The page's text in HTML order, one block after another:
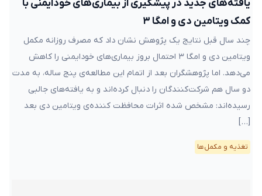
یافته‌های جدید در پیشگیری از بیماری‌های خودایمنی با
کمک ویتامین دی و امگا ۳
چند سال قبل نتایج یک پژوهش نشان داد که مصرف روزانه مکمل
ویتامین دی و امگا ۳ احتمال بروز بیماری‌های خودایمنی را کاهش
می‌دهد. اما پژوهشگران بعد از اتمام این مطالعه‌ی پنج ساله، به مدت
دو سال هم شرکت‌کنندگان را دنبال کرده‌اند و به یافته‌های جالبی
رسیده‌اند: مشخص شده اثرات محافظت کننده‌ی ویتامین دی بعد
[…]
تغذیه و مکمل‌ها